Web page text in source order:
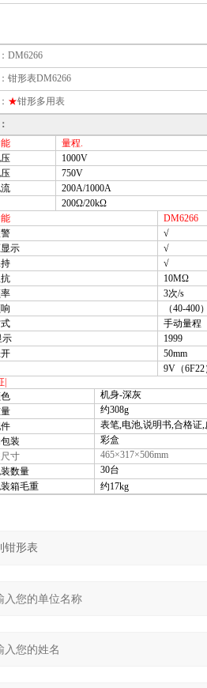
DM6266
钳形表DM6266
★钳形多用表
量程.
1000V
750V
200A/1000A
200Ω/20kΩ
DM6266
√
示
√
√
10MΩ
3次/s
（40-400
手动量程
示
1999
50mm
9V（6F22
|
机身-深灰
约308g
表笔,电池,说明书,合格证,
装
彩盒
寸
465×317×506mm
装数量
30台
箱毛重
约17kg